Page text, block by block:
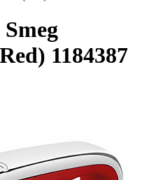
1184387